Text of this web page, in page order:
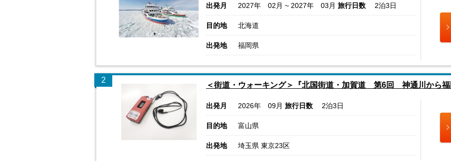
出発月 2027年 02月 ~ 2027年 03月 旅行日数 2泊3日
目的地 北海道
出発地 福岡県
2
＜街道・ウォーキング＞『北国街道・加賀道 第6回 神通川から
出発月 2026年 09月 旅行日数 2泊3日
目的地 富山県
出発地 埼玉県 東京23区